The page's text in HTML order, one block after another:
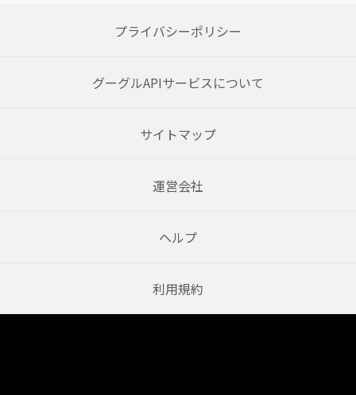
プライバシーポリシー
グーグルAPIサービスについて
サイトマップ
運営会社
ヘルプ
利用規約